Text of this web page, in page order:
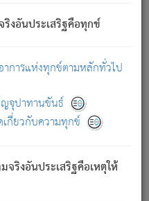
งอันประเสริฐคือทุกข์
การแห่งทุกข์ตามหลักทั่วไป
จุปาทานขันธ์
กี่ยวกับความทุกข์
ริงอันประเสริฐคือเหตุให้
ว่า สมณะหรือพราหมณ์ทั้ง
ทั้งปวง.
งปวง ความเกิดขึ้นแห่ง
ตว์ทั้งหลายอันอวิชาหนา
นภพอันเป็นแล้วนั้น ย่อม
พื่อความมีแห่งประโยชน์โดย
นั้น ไม่เที่ยง เป็นทุกข์ มี